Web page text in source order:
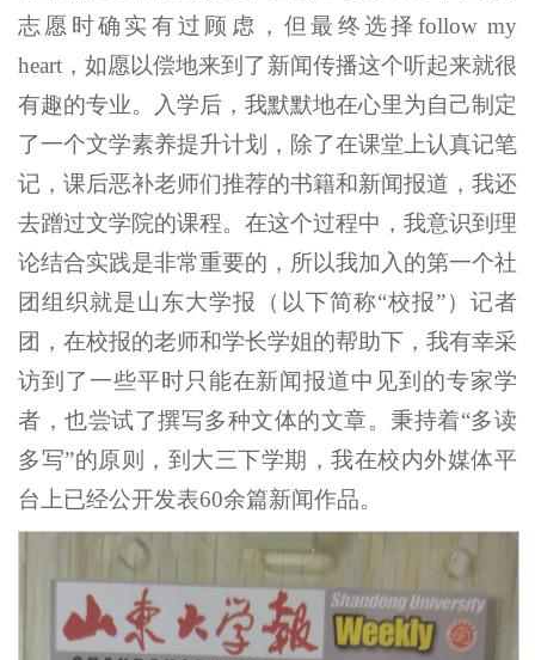
志愿时确实有过顾虑，但最终选择follow my
heart，如愿以偿地来到了新闻传播这个听起来就很
有趣的专业。入学后，我默默地在心里为自己制定
了一个文学素养提升计划，除了在课堂上认真记笔
记，课后恶补老师们推荐的书籍和新闻报道，我还
去蹭过文学院的课程。在这个过程中，我意识到理
论结合实践是非常重要的，所以我加入的第一个社
团组织就是山东大学报（以下简称“校报”）记者
团，在校报的老师和学长学姐的帮助下，我有幸采
访到了一些平时只能在新闻报道中见到的专家学
者，也尝试了撰写多种文体的文章。秉持着“多读
多写”的原则，到大三下学期，我在校内外媒体平
台上已经公开发表60余篇新闻作品。